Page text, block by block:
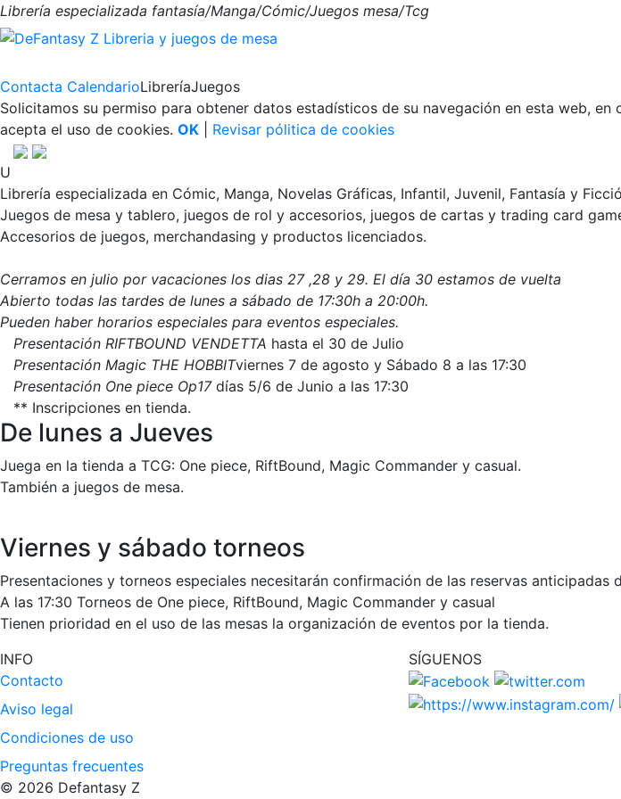
Librería especializada fantasía/Manga/Cómic/Juegos mesa/Tcg
Contacta CalendarioLibreríaJuegos
Solicitamos su permiso para obtener datos estadísticos de su navegación en esta web,
acepta el uso de cookies. OK Revisar pólitica de cookies
U
Librería especializada en Cómic, Manga, Novelas Gráficas, Infantil, Juvenil, Fantasía y
Juegos de mesa y tablero, juegos de rol y accesorios, juegos de cartas y trading card
Accesorios de juegos, merchandasing y productos licenciados.
Cerramos en julio por vacaciones los dias 27 ,28 y 29. El día 30 estamos de vuelta
Abierto todas las tardes de lunes a sábado de 17:30h a 20:00h.
Pueden haber horarios especiales para eventos especiales.
Presentación RIFTBOUND VENDETTA hasta el 30 de Julio
Presentación Magic THE HOBBITviernes 7 de agosto y Sábado 8 a las 17:30
Presentación One piece Op17días 5/6 de Junio a las 17:30
** Inscripciones en tienda.
De lunes a Jueves
Juega en la tienda a TCG: One piece, RiftBound, Magic Commander y casual.
También a juegos de mesa.
Viernes y sábado torneos
Presentaciones y torneos especiales necesitarán confirmación de las reservas anticipadas
A las 17:30 Torneos de One piece, RiftBound, Magic Commander y casual
Tienen prioridad en el uso de las mesas la organización de eventos por la tienda.
INFO
Contacto
Aviso legal
Condiciones de uso
Preguntas frecuentes
SÍGUENOS
© 2026 Defantasy Z